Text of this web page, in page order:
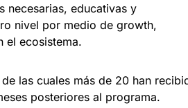
necesarias, educativas y
nivel por medio de growth,
el ecosistema.
las cuales más de 20 han
posteriores al programa.